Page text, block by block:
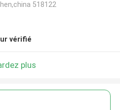
518122
vérifié
plus